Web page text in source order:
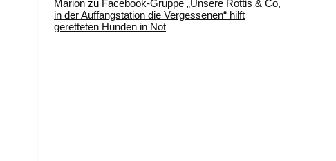
Marion zu Facebook-Gruppe „Unsere Rottis & Co,
in der Auffangstation die Vergessenen“ hilft
geretteten Hunden in Not